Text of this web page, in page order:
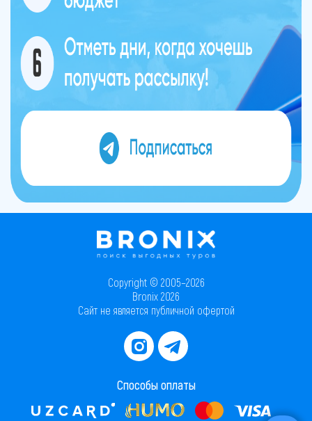
Copyright © 2005–2026
Bronix 2026
Сайт не является публичной офертой
Способы оплаты